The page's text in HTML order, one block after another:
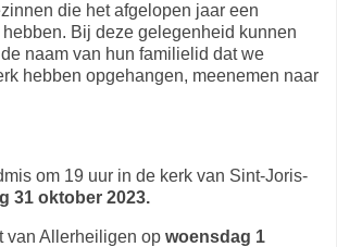
die het afgelopen jaar een
Bij deze gelegenheid kunnen
naam van hun familielid dat we
hebben opgehangen, meenemen naar
om 19 uur in de kerk van Sint-Joris-
31 oktober 2023.
van Allerheiligen op woensdag 1